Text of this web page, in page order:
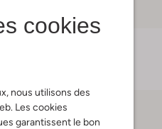
cookies
nous utilisons des
Les cookies
garantissent le bon